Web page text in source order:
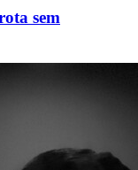
sem